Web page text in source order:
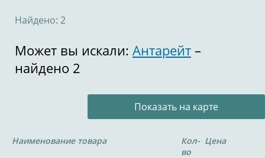
Найдено: 2
Может вы искали: Антарейт –
найдено 2
Показать на карте
Наименование товара
Кол-
во
Цена